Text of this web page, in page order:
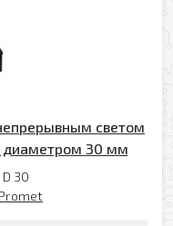
светом
диаметром 30 мм
D 30
Promet